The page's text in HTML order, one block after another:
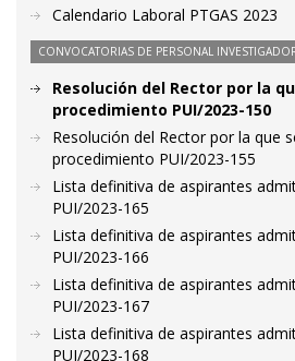
Calendario Laboral PTGAS 2023
CONVOCATORIAS DE PERSONAL
Resolución del Rector por la
procedimiento PUI/2023-150
Resolución del Rector por la que
procedimiento PUI/2023-155
Lista definitiva de aspirantes
PUI/2023-165
Lista definitiva de aspirantes
PUI/2023-166
Lista definitiva de aspirantes
PUI/2023-167
Lista definitiva de aspirantes
PUI/2023-168